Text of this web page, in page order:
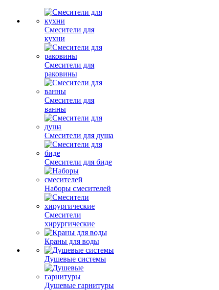
Смесители для
кухни
Смесители для
раковины
Смесители для
ванны
Смесители для душа
Смесители для биде
Наборы смесителей
Смесители
хирургические
Краны для воды
Душевые системы
Душевые гарнитуры